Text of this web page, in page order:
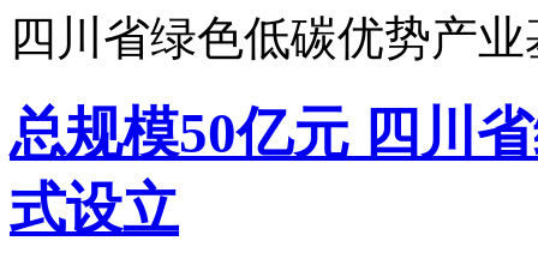
四川省绿色低碳优势产业
总规模50亿元 四川
式设立